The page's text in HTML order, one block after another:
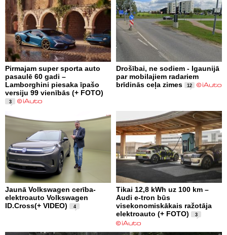
Pirmajam super sporta auto
pasaulē 60 gadi –
Lamborghini piesaka īpašo
versiju 99 vienībās (+ FOTO)
3
Drošībai, ne sodiem - Igaunijā
par mobilajiem radariem
brīdinās ceļa zimes
12
Jaunā Volkswagen cerība-
elektroauto Volkswagen
ID.Cross(+ VIDEO)
4
Tikai 12,8 kWh uz 100 km –
Audi e-tron būs
visekonomiskākais ražotāja
elektroauto (+ FOTO)
3